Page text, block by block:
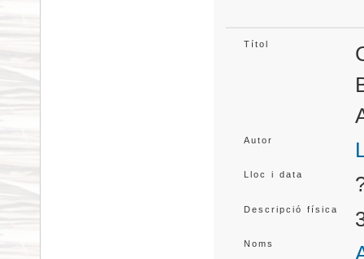
Títol
Autor
Lloc i data
Descripció física
Noms